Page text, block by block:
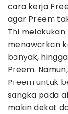
cara kerja
agar Preem
Thi
menawarkan
banyak,
Preem.
Preem untuk
sangka pada
makin dekat